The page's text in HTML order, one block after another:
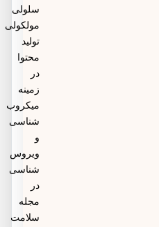
سلولی
مولکولی
محتوا
میکروب
شناسی
ویروس
شناسی
سلامت